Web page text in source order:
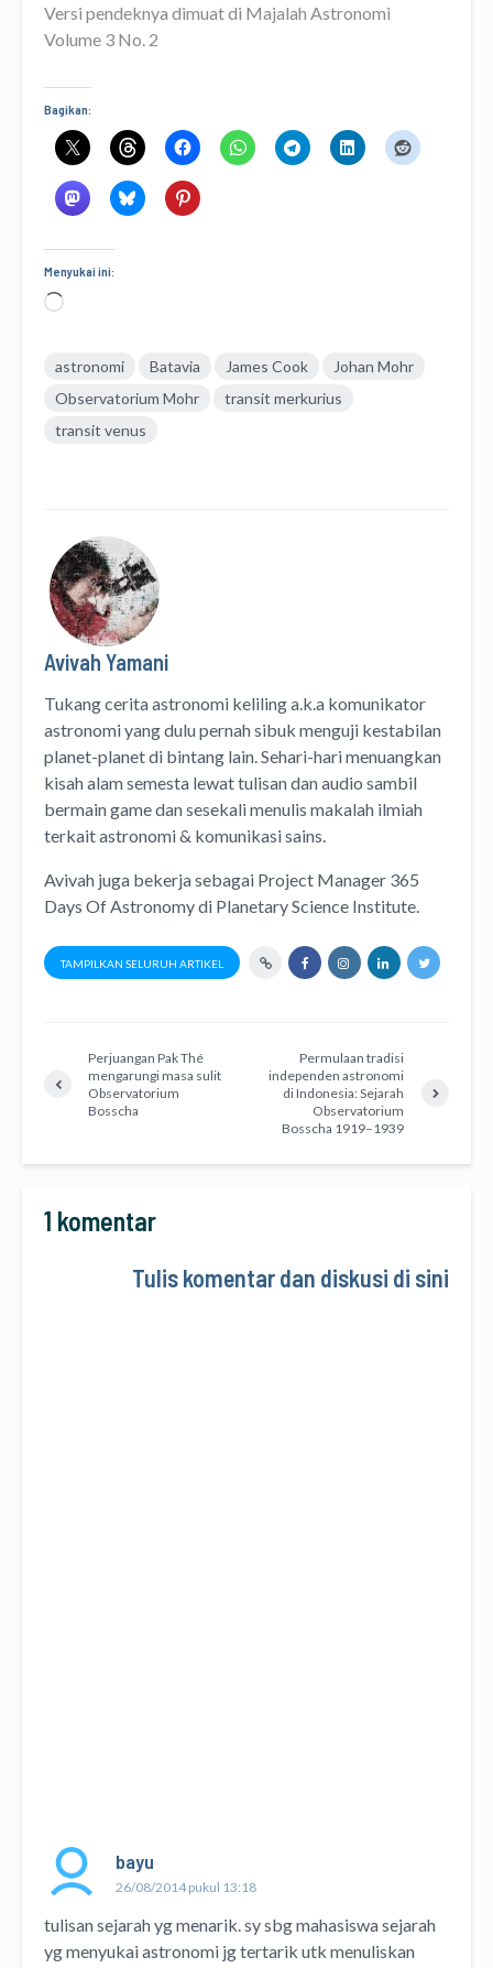
Versi pendeknya dimuat di Majalah Astronomi
Volume 3 No. 2
Bagikan:
Menyukai ini:
Memuat...
astronomi Batavia James Cook
Johan Mohr
Observatorium Mohr
transit merkurius
transit venus
Avivah Yamani
Tukang cerita astronomi kelilinga.k.a komunikator
astronomiyang dulu pernah sibuk menguji kestabilan
planet-planet di bintang lain. Sehari-hari menuangkan
kisah alam semesta lewattulisandanaudio sambil
bermain game dan sesekali menulis makalah ilmiah
terkait astronomi & komunikasi sains.
Avivah juga bekerja sebagai Project Manager 365
Days Of Astronomydi Planetary Science Institute
TAMPILKAN SELURUH ARTIKEL
Perjuangan Pak Thé
mengarungi masa sulit
Observatorium
Bosscha
Permulaan tradisi
independen astronomi
di Indonesia: Sejarah
Observatorium
Bosscha 1919–1939
1 komentar
Tulis komentar dan diskusi di sini
bayu
26/08/2014 pukul 13:18
tulisan sejarah yg menarik. sy sbg mahasiswa sejarah
yg menyukai astronomi jg tertarik utk menuliskan